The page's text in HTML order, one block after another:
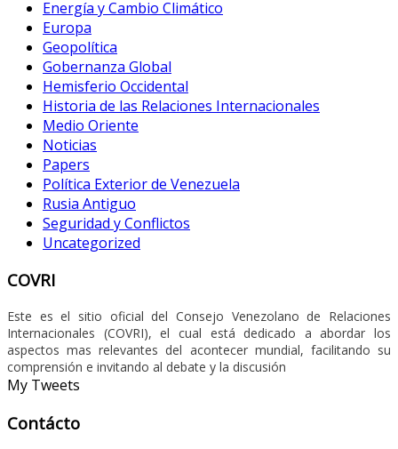
Energía y Cambio Climático
Europa
Geopolítica
Gobernanza Global
Hemisferio Occidental
Historia de las Relaciones Internacionales
Medio Oriente
Noticias
Papers
Política Exterior de Venezuela
Rusia Antiguo
Seguridad y Conflictos
Uncategorized
COVRI
Este es el sitio oficial del Consejo Venezolano de Relaciones
Internacionales (COVRI), el cual está dedicado a abordar los
aspectos mas relevantes del acontecer mundial, facilitando su
comprensión e invitando al debate y la discusión
My Tweets
Contácto